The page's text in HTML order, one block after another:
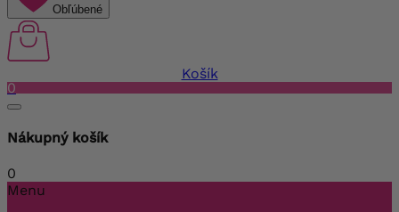
Obľúbené
Košík
0
Nákupný košík
0
Menu